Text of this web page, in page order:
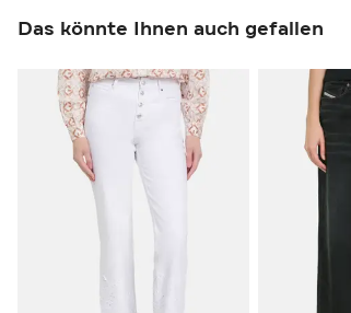
Das könnte Ihnen auch gefallen